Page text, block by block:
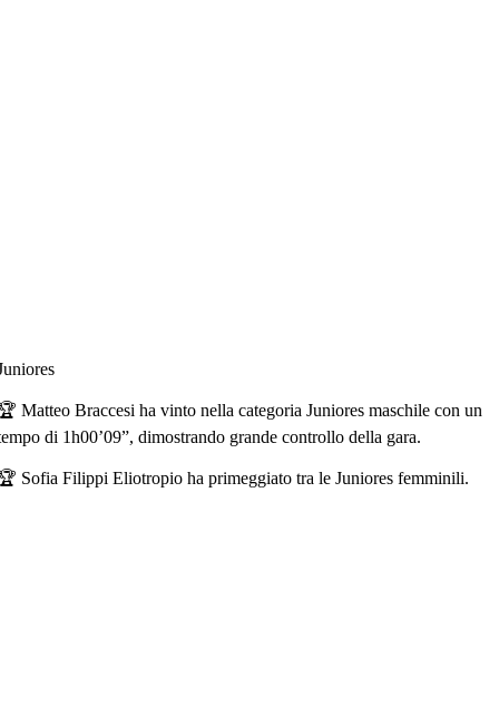
Matteo Braccesi ha vinto nella categoriaJuniores maschile con un
di 1h00’09”, dimostrando grande controllo della gara.
Sofia Filippi Eliotropio ha primeggiato tra leJuniores femminili.